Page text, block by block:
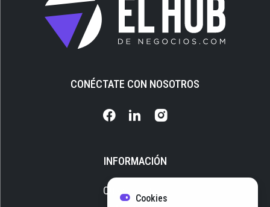
INFORMACIÓN
Quiénes somos
CONÉCTATE CON NOSOTROS
Cookies